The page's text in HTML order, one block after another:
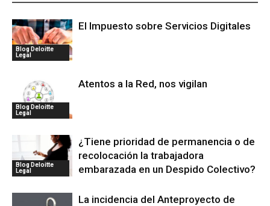
Blog Deloitte
Legal
El Impuesto sobre Servicios Digitales
Blog Deloitte
Legal
Atentos a la Red, nos vigilan
Blog Deloitte
Legal
¿Tiene prioridad de permanencia o de
recolocación la trabajadora
embarazada en un Despido Colectivo?
La incidencia del Anteproyecto de